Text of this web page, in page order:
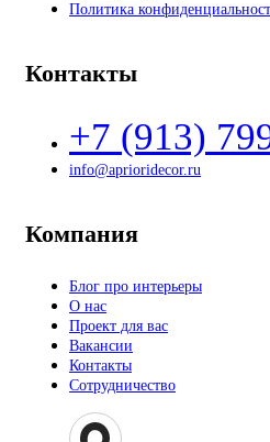
Политика
Контакты
+7 (913)
info@aprioridecor.ru
Компания
Блог про интерьеры
О нас
Проект для вас
Вакансии
Контакты
Сотрудничество